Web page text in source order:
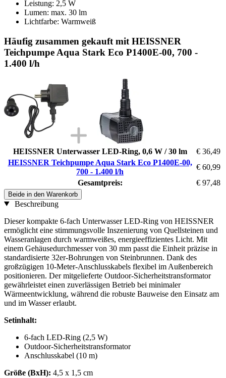
Leistung: 2,5 W
Lumen: max. 30 lm
Lichtfarbe: Warmweiß
Häufig zusammen gekauft mit HEISSNER
Teichpumpe Aqua Stark Eco P1400E-00, 700 -
1.400 l/h
HEISSNER Unterwasser LED-Ring, 0,6 W / 30 lm
€ 36,49
HEISSNER Teichpumpe Aqua Stark Eco P1400E-00,
700 - 1.400 l/h
€ 60,99
Gesamtpreis:
€ 97,48
Beide in den Warenkorb
Beschreibung
Dieser kompakte 6-fach Unterwasser LED-Ring von HEISSNER
ermöglicht eine stimmungsvolle Inszenierung von Quellsteinen und
Wasseranlagen durch warmweißes, energieeffizientes Licht. Mit
einem Gehäusedurchmesser von 30 mm passt die Einheit präzise in
standardisierte 32er-Bohrungen von Steinbrunnen. Dank des
großzügigen 10-Meter-Anschlusskabels flexibel im Außenbereich
positionieren. Der mitgelieferte Outdoor-Sicherheitstransformator
gewährleistet einen zuverlässigen Betrieb bei minimaler
Wärmeentwicklung, während die robuste Bauweise den Einsatz am
und im Wasser erlaubt.
Setinhalt:
6-fach LED-Ring (2,5 W)
Outdoor-Sicherheitstransformator
Anschlusskabel (10 m)
Größe (BxH): 4,5 x 1,5 cm